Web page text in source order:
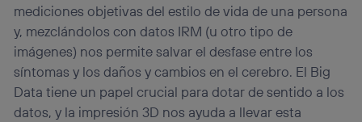
mediciones objetivas del estilo de vida de una persona
y, mezclándolos con datos IRM (u otro tipo de
imágenes) nos permite salvar el desfase entre los
síntomas y los daños y cambios en el cerebro. El Big
Data tiene un papel crucial para dotar de sentido a los
datos, y la impresión 3D nos ayuda a llevar esta